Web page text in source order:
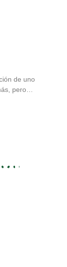
de uno
pero…